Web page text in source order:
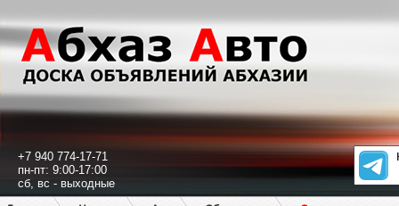
+7 940 774-17-71
пн-пт: 9:00-17:00
сб, вс - выходные